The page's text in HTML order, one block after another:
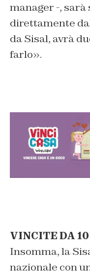
manager -,
direttamente
da Sisal, avrà
farlo».
VINCITE DA
Insomma, la
nazionale con